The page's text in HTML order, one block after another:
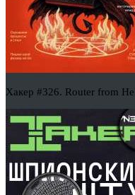
Хакер #326. Router from